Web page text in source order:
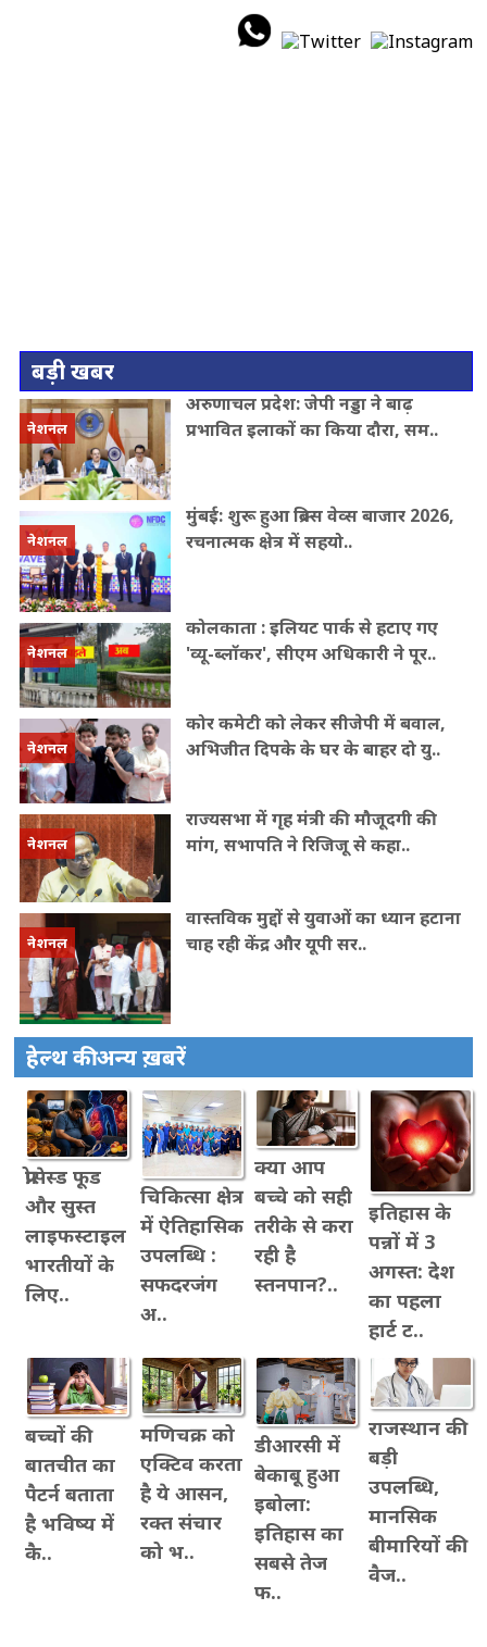
बड़ी खबर
नेशनल
अरुणाचल प्रदेश: जेपी नड्डा ने बाढ़
प्रभावित इलाकों का किया दौरा, सम..
नेशनल
मुंबई: शुरू हुआ ब्रिक्स वेव्स बाजार 2026,
रचनात्मक क्षेत्र में सहयो..
नेशनल
कोलकाता : इलियट पार्क से हटाए गए
'व्यू-ब्लॉकर', सीएम अधिकारी ने पूर..
नेशनल
कोर कमेटी को लेकर सीजेपी में बवाल,
अभिजीत दिपके के घर के बाहर दो यु..
नेशनल
राज्यसभा में गृह मंत्री की मौजूदगी की
मांग, सभापति ने रिजिजू से कहा..
नेशनल
वास्तविक मुद्दों से युवाओं का ध्यान हटाना
चाह रही केंद्र और यूपी सर..
हेल्थ की अन्य ख़बरें
प्रोसेस्ड फूड
और सुस्त
लाइफस्टाइल
भारतीयों के
लिए..
चिकित्सा क्षेत्र
में ऐतिहासिक
उपलब्धि :
सफदरजंग
अ..
क्या आप
बच्चे को सही
तरीके से करा
रही है
स्तनपान?..
इतिहास के
पन्नों में 3
अगस्त: देश
का पहला
हार्ट ट..
बच्चों की
बातचीत का
पैटर्न बताता
है भविष्य में
कै..
मणिचक्र को
एक्टिव करता
है ये आसन,
रक्त संचार
को भ..
डीआरसी में
बेकाबू हुआ
इबोला:
इतिहास का
सबसे तेज
फ..
राजस्थान की
बड़ी
उपलब्धि,
मानसिक
बीमारियों की
वैज..